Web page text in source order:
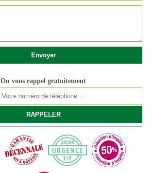
On vous rappel gratuitement